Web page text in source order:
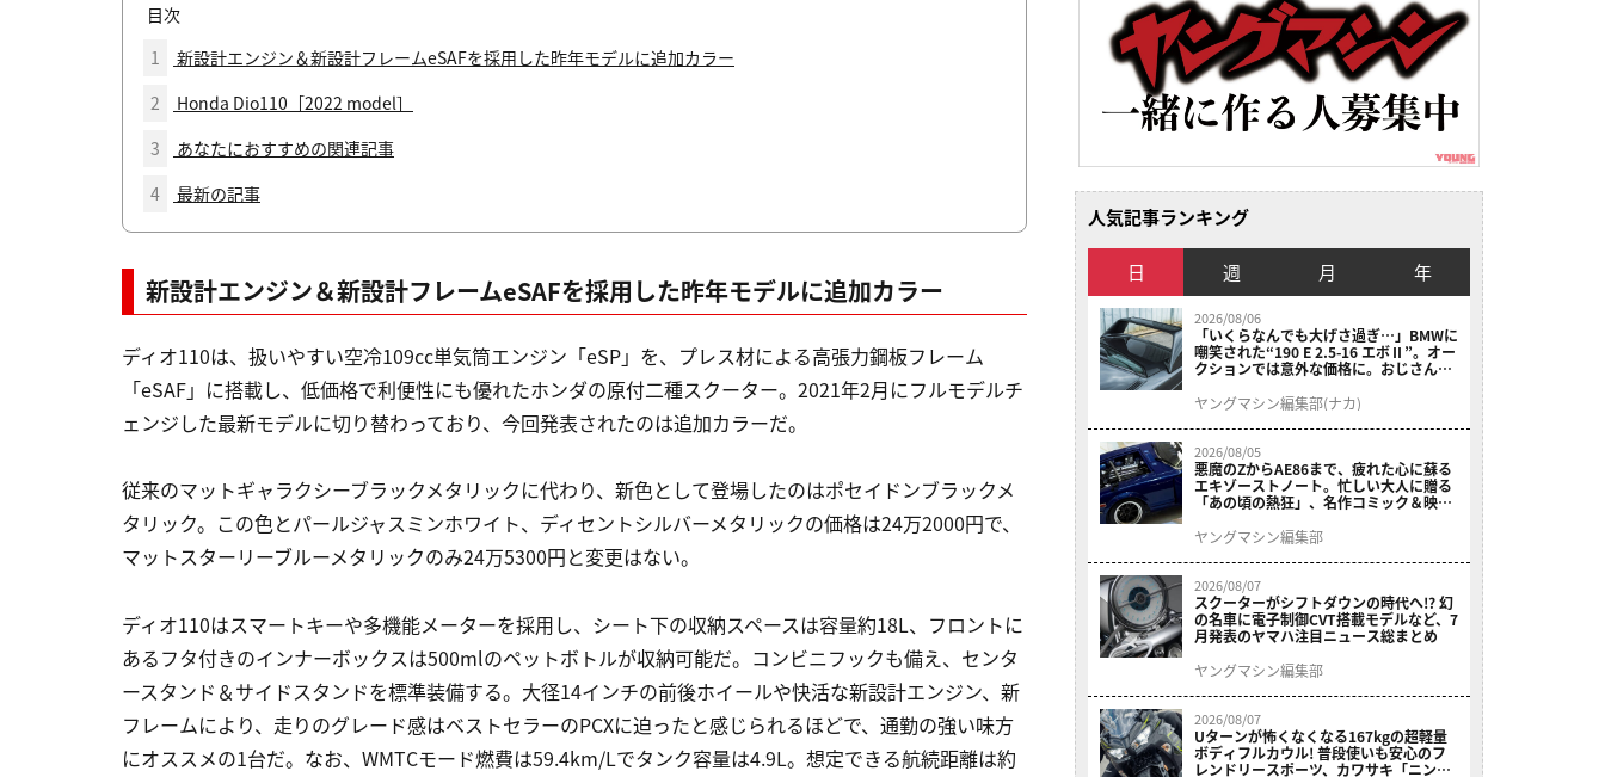
目次
1
新設計エンジン＆新設計フレームeSAFを採用した昨年モデルに追加カラー
2
Honda Dio110［2022 model］
3
あなたにおすすめの関連記事
4
最新の記事
新設計エンジン＆新設計フレームeSAFを採用した昨年モデルに追加カラー
ディオ110は、扱いやすい空冷109cc単気筒エンジン「eSP」を、プレス材による高張力鋼板フレーム
「eSAF」に搭載し、低価格で利便性にも優れたホンダの原付二種スクーター。2021年2月にフルモデルチ
ェンジした最新モデルに切り替わっており、今回発表されたのは追加カラーだ。
従来のマットギャラクシーブラックメタリックに代わり、新色として登場したのはポセイドンブラックメ
タリック。この色とパールジャスミンホワイト、ディセントシルバーメタリックの価格は24万2000円で、
マットスターリーブルーメタリックのみ24万5300円と変更はない。
ディオ110はスマートキーや多機能メーターを採用し、シート下の収納スペースは容量約18L、フロントに
あるフタ付きのインナーボックスは500mlのペットボトルが収納可能だ。コンビニフックも備え、センタ
ースタンド＆サイドスタンドを標準装備する。大径14インチの前後ホイールや快活な新設計エンジン、新
フレームにより、走りのグレード感はベストセラーのPCXに迫ったと感じられるほどで、通勤の強い味方
にオススメの1台だ。なお、WMTCモード燃費は59.4km/Lでタンク容量は4.9L。想定できる航続距離は約
人気記事ランキング
日 週 月 年
2026/08/06
「いくらなんでも大げさ過ぎ…」BMWに
嘲笑された“190 E 2.5-16 エボⅡ”。オー
クションでは意外な価格に。おじさん達
ヤングマシン編集部(ナカ)
2026/08/05
悪魔のZからAE86まで、疲れた心に蘇る
エキゾーストノート。忙しい大人に贈る
「あの頃の熱狂」、名作コミック＆映画
結！
ヤングマシン編集部
2026/08/07
スクーターがシフトダウンの時代へ!? 幻
の名車に電子制御CVT搭載モデルなど、7
月発表のヤマハ注目ニュース総まとめ
ヤングマシン編集部
2026/08/07
Uターンが怖くなくなる167kgの超軽量
ボディフルカウル! 普段使いも安心のフ
レンドリースポーツ、カワサキ「ニンジ